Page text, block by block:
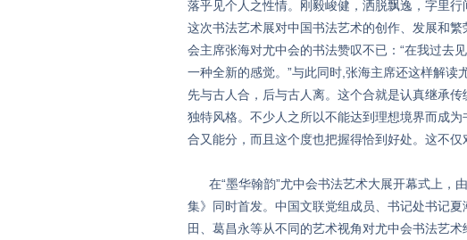
落乎见个人之性情。刚毅峻健，洒脱飘逸，字里
这次书法艺术展对中国书法艺术的创作、发展和
会主席张海对尤中会的书法赞叹不已：“在我过去
一种全新的感觉。”与此同时,张海主席还这样解读
先与古人合，后与古人离。这个合就是认真继承
独特风格。不少人之所以不能达到理想境界而成
合又能分，而且这个度也把握得恰到好处。这不
在“墨华翰韵”尤中会书法艺术大展开幕式上，
集》同时首发。中国文联党组成员、书记处书记
田、葛昌永等从不同的艺术视角对尤中会书法艺术